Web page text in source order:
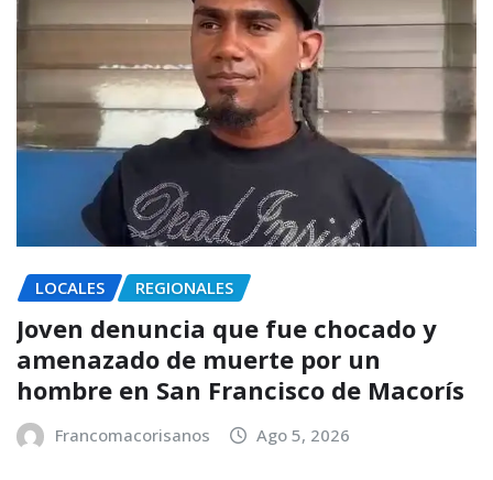
LOCALES REGIONALES
Joven denuncia que fue chocado y
amenazado de muerte por un
hombre en San Francisco de Macorís
Francomacorisanos Ago 5, 2026